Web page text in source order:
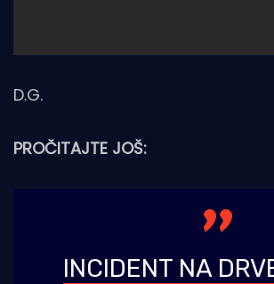
D.G.
PROČITAJTE JOŠ:
INCIDENT NA